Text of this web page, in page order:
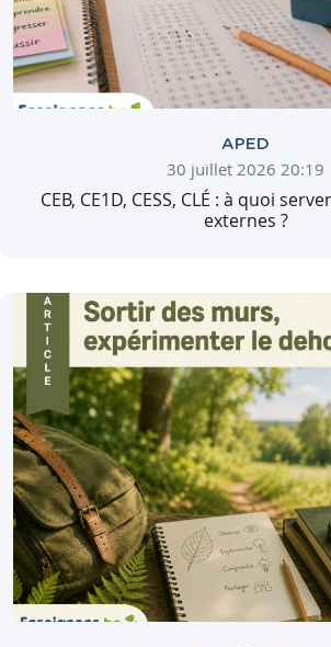
APED
30 juillet 2026 20:19
CEB, CE1D, CESS, CLÉ : à quoi
externes ?